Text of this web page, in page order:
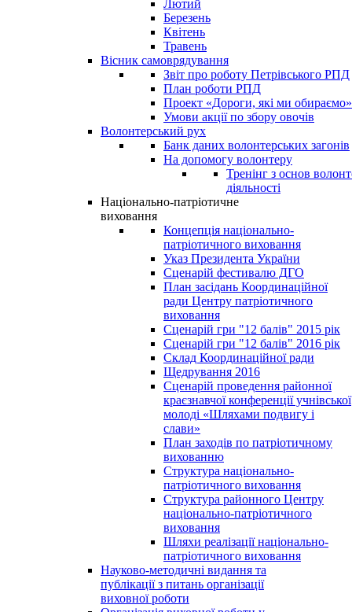
Лютий
Березень
Квітень
Травень
Вісник самоврядування
Звіт про роботу Петрівського РПД
План роботи РПД
Проект «Дороги, які ми обираємо»
Умови акції по збору овочів
Волонтерський рух
Банк даних волонтерських загонів
На допомогу волонтеру
Тренінг з основ
діяльності
Національно-патріотичне
виховання
Концепція національно-
патріотичного виховання
Указ Президента України
Сценарій фестивалю ДГО
План засідань Координаційної
ради Центру патріотичного
виховання
Сценарій гри "12 балів" 2015 рік
Сценарій гри "12 балів" 2016 рік
Склад Координаційної ради
Щедрування 2016
Сценарій проведення районної
краєзнавчої конференції учнівської
молоді «Шляхами подвигу і
слави»
План заходів по патріотичному
вихованню
Структура національно-
патріотичного виховання
Структура районного Центру
національно-патріотичного
виховання
Шляхи реалізації національно-
патріотичного виховання
Науково-методичні видання та
публікації з питань організації
виховної роботи